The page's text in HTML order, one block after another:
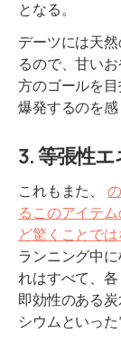
となる。
デーツには天
るので、甘い
方のゴールを
爆発するのを感
3.等張性
これもまた、
るこのアイテ
ど驚くことでは
ランニング中
れはすべて、各
即効性のある
シウムといっ